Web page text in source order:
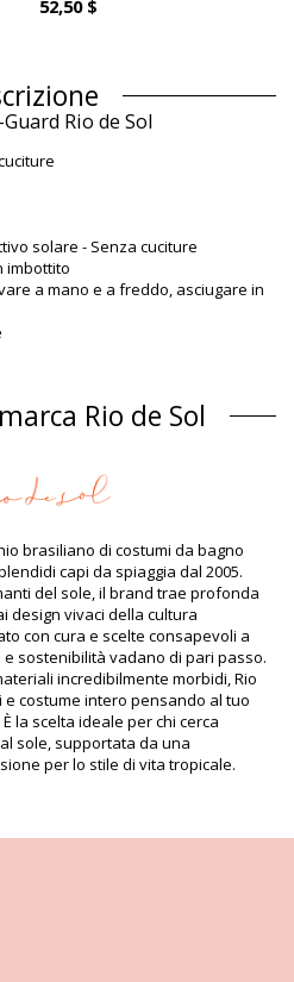
52,50 $
Rio de Sol
solare - Senza cuciture
imbottito
a mano e a freddo, asciugare in
Nylon (AMNI SOUL ECO),
Elastane - Oeko-Tex
pezzo sopra
pezzo sopra (Altri accessori non
6112.41.0010
M (7899810266460),
e cura
per più di un'estate, ma come
Quando vuoi sederti o sdraiarti,
Rio de Sol
brasiliano di costumi da bagno
capi da spiaggia dal 2005.
del sole, il brand trae profonda
design vivaci della cultura
con cura e scelte consapevoli a
sostenibilità vadano di pari passo.
incredibilmente morbidi, Rio
costume intero pensando al tuo
la scelta ideale per chi cerca
sole, supportata da una
per lo stile di vita tropicale.